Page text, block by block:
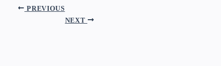
PREVIOUS
NEXT